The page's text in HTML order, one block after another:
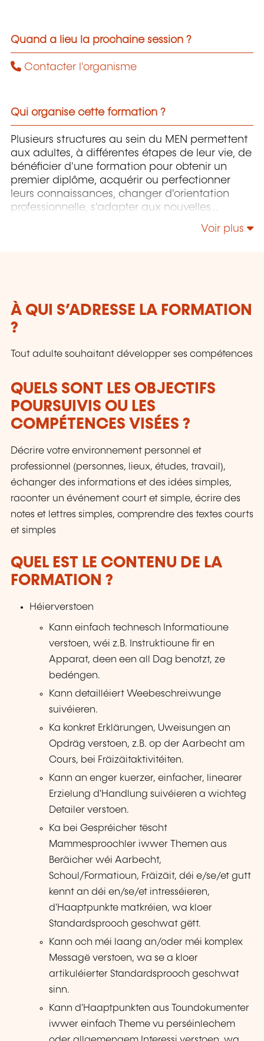
Quand a lieu la prochaine session ?
Contacter l'organisme
Qui organise cette formation ?
Plusieurs structures au sein du MEN permettent
aux adultes, à différentes étapes de leur vie, de
bénéficier d'une formation pour obtenir un
premier diplôme, acquérir ou perfectionner
leurs connaissances, changer d'orientation
professionnelle, s'adapter aux nouvelles
technologies, enrichir leur culture personnelle...
Voir plus
À QUI S’ADRESSE LA FORMATION
?
Tout adulte souhaitant développer ses compétences
QUELS SONT LES OBJECTIFS
POURSUIVIS OU LES
COMPÉTENCES VISÉES ?
Décrire votre environnement personnel et
professionnel (personnes, lieux, études, travail),
échanger des informations et des idées simples,
raconter un événement court et simple, écrire des
notes et lettres simples, comprendre des textes courts
et simples
QUEL EST LE CONTENU DE LA
FORMATION ?
Héierverstoen
Kann einfach technesch Informatioune
verstoen, wéi z.B. Instruktioune fir en
Apparat, deen een all Dag benotzt, ze
bedéngen.
Kann detailléiert Weebeschreiwunge
suivéieren.
Ka konkret Erklärungen, Uweisungen an
Opdräg verstoen, z.B. op der Aarbecht am
Cours, bei Fräizäitaktivitéiten.
Kann an enger kuerzer, einfacher, linearer
Erzielung d'Handlung suivéieren a wichteg
Detailer verstoen.
Ka bei Gespréicher tëscht
Mammesproochler iwwer Themen aus
Beräicher wéi Aarbecht,
Schoul/Formatioun, Fräizäit, déi e/se/et gutt
kennt an déi en/se/et intresséieren,
d'Haaptpunkte matkréien, wa kloer
Standardsprooch geschwat gëtt.
Kann och méi laang an/oder méi komplex
Messagë verstoen, wa se a kloer
artikuléierter Standardsprooch geschwat
sinn.
Kann d'Haaptpunkten aus Toundokumenter
iwwer einfach Theme vu perséinlechem